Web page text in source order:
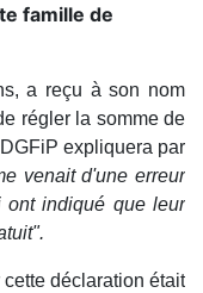
famille de
a reçu à son nom
régler la somme de
expliquera par
venait d'une erreur
ont indiqué que leur
déclaration était